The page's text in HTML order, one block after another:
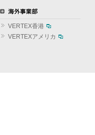
VERTEX香港
VERTEXアメリカ